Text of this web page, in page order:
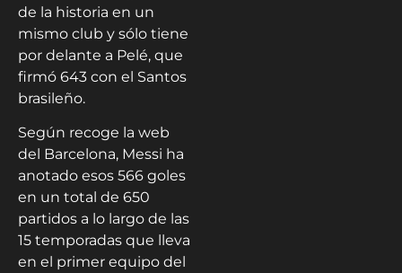
de la historia en un
mismo club y sólo tiene
por delante a Pelé, que
firmó 643 con el Santos
brasileño.
Según recoge la web
del Barcelona, Messi ha
anotado esos 566 goles
en un total de 650
partidos a lo largo de las
15 temporadas que lleva
en el primer equipo del